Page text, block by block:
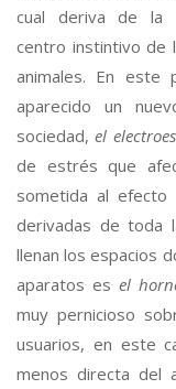
cual deriva de la
centro instintivo de
animales. En este
aparecido un
sociedad,el
de estrés que
sometida al efecto
derivadas de toda
llenan los espacios
aparatos es el
muy pernicioso
usuarios, en este
menos directa del